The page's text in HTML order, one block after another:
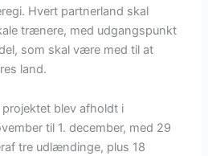
Hvert partnerland skal
trænere, med udgangspunkt
som skal være med til at
land.
blev afholdt i
til 1. december, med 29
tre udlændinge, plus 18